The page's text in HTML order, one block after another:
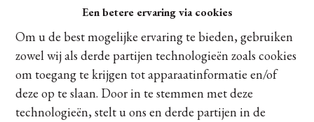
Een betere ervaring via cookies
Om u de best mogelijke ervaring te bieden, gebruiken
zowel wij als derde partijen technologieën zoals cookies
om toegang te krijgen tot apparaatinformatie en/of
deze op te slaan. Door in te stemmen met deze
technologieën, stelt u ons en derde partijen in de
Te koop Te huur